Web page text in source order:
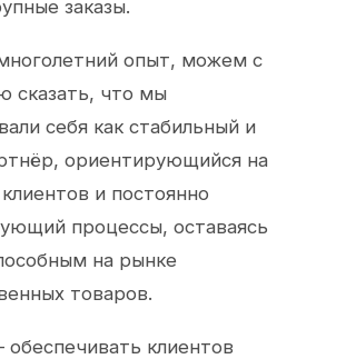
заказы.
опыт, можем с
сказать, что мы
себя как стабильный и
ориентирующийся на
и постоянно
процессы, оставаясь
на рынке
товаров.
клиентов